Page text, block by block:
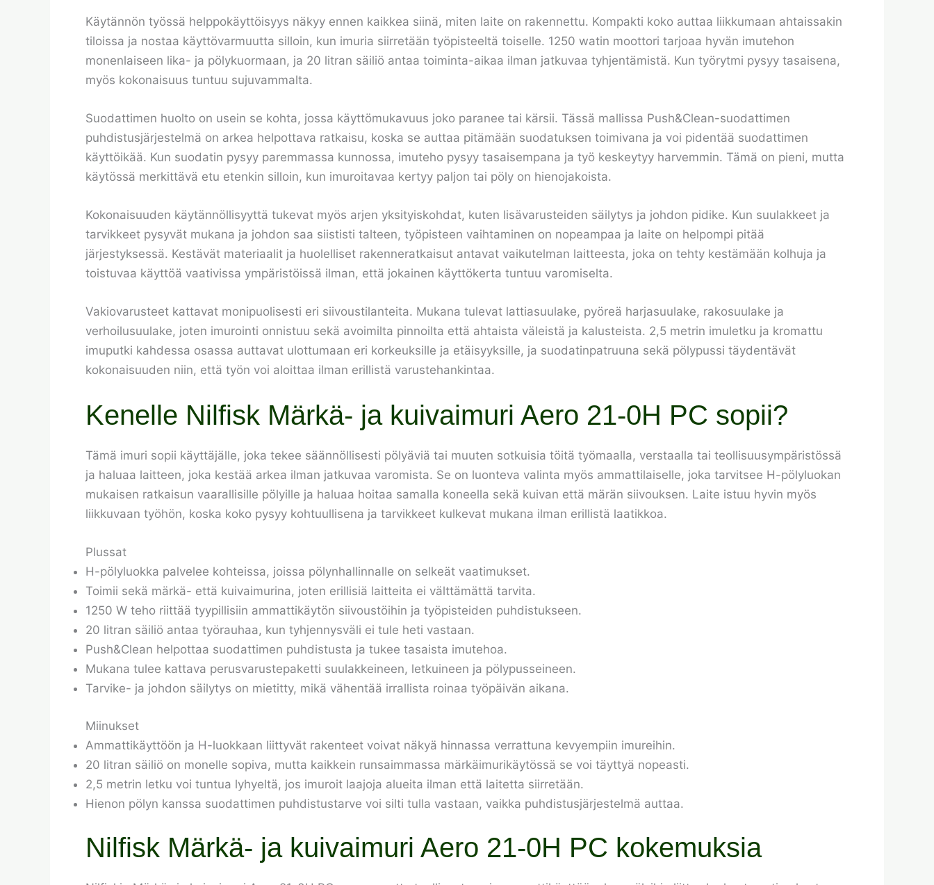
Käytännön työssä helppokäyttöisyys näkyy ennen kaikkea siinä, miten laite on rakennettu. Kompakti koko auttaa liikkumaan ahtaissakin
tiloissa ja nostaa käyttövarmuutta silloin, kun imuria siirretään työpisteeltä toiselle. 1250 watin moottori tarjoaa hyvän imutehon
monenlaiseen lika- ja pölykuormaan, ja 20 litran säiliö antaa toiminta-aikaa ilman jatkuvaa tyhjentämistä. Kun työrytmi pysyy tasaisena,
myös kokonaisuus tuntuu sujuvammalta.
Suodattimen huolto on usein se kohta, jossa käyttömukavuus joko paranee tai kärsii. Tässä mallissa Push&Clean-suodattimen
puhdistusjärjestelmä on arkea helpottava ratkaisu, koska se auttaa pitämään suodatuksen toimivana ja voi pidentää suodattimen
käyttöikää. Kun suodatin pysyy paremmassa kunnossa, imuteho pysyy tasaisempana ja työ keskeytyy harvemmin. Tämä on pieni, mutta
käytössä merkittävä etu etenkin silloin, kun imuroitavaa kertyy paljon tai pöly on hienojakoista.
Kokonaisuuden käytännöllisyyttä tukevat myös arjen yksityiskohdat, kuten lisävarusteiden säilytys ja johdon pidike. Kun suulakkeet ja
tarvikkeet pysyvät mukana ja johdon saa siististi talteen, työpisteen vaihtaminen on nopeampaa ja laite on helpompi pitää
järjestyksessä. Kestävät materiaalit ja huolelliset rakenneratkaisut antavat vaikutelman laitteesta, joka on tehty kestämään kolhuja ja
toistuvaa käyttöä vaativissa ympäristöissä ilman, että jokainen käyttökerta tuntuu varomiselta.
Vakiovarusteet kattavat monipuolisesti eri siivoustilanteita. Mukana tulevat lattiasuulake, pyöreä harjasuulake, rakosuulake ja
verhoilusuulake, joten imurointi onnistuu sekä avoimilta pinnoilta että ahtaista väleistä ja kalusteista. 2,5 metrin imuletku ja kromattu
imuputki kahdessa osassa auttavat ulottumaan eri korkeuksille ja etäisyyksille, ja suodatinpatruuna sekä pölypussi täydentävät
kokonaisuuden niin, että työn voi aloittaa ilman erillistä varustehankintaa.
Kenelle Nilfisk Märkä- ja kuivaimuri Aero 21-0H PC sopii?
Tämä imuri sopii käyttäjälle, joka tekee säännöllisesti pölyäviä tai muuten sotkuisia töitä työmaalla, verstaalla tai teollisuusympäristössä
ja haluaa laitteen, joka kestää arkea ilman jatkuvaa varomista. Se on luonteva valinta myös ammattilaiselle, joka tarvitsee H-pölyluokan
mukaisen ratkaisun vaarallisille pölyille ja haluaa hoitaa samalla koneella sekä kuivan että märän siivouksen. Laite istuu hyvin myös
liikkuvaan työhön, koska koko pysyy kohtuullisena ja tarvikkeet kulkevat mukana ilman erillistä laatikkoa.
Plussat
H-pölyluokka palvelee kohteissa, joissa pölynhallinnalle on selkeät vaatimukset.
Toimii sekä märkä- että kuivaimurina, joten erillisiä laitteita ei välttämättä tarvita.
1250 W teho riittää tyypillisiin ammattikäytön siivoustöihin ja työpisteiden puhdistukseen.
20 litran säiliö antaa työrauhaa, kun tyhjennysväli ei tule heti vastaan.
Push&Clean helpottaa suodattimen puhdistusta ja tukee tasaista imutehoa.
Mukana tulee kattava perusvarustepaketti suulakkeineen, letkuineen ja pölypusseineen.
Tarvike- ja johdon säilytys on mietitty, mikä vähentää irrallista roinaa työpäivän aikana.
Miinukset
Ammattikäyttöön ja H-luokkaan liittyvät rakenteet voivat näkyä hinnassa verrattuna kevyempiin imureihin.
20 litran säiliö on monelle sopiva, mutta kaikkein runsaimmassa märkäimurikäytössä se voi täyttyä nopeasti.
2,5 metrin letku voi tuntua lyhyeltä, jos imuroit laajoja alueita ilman että laitetta siirretään.
Hienon pölyn kanssa suodattimen puhdistustarve voi silti tulla vastaan, vaikka puhdistusjärjestelmä auttaa.
Nilfisk Märkä- ja kuivaimuri Aero 21-0H PC kokemuksia